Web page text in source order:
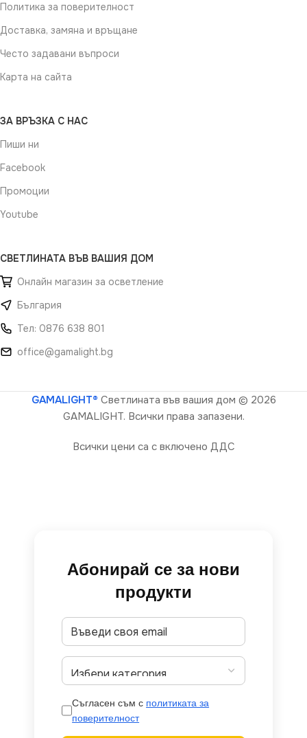
Политика за поверителност
Доставка, замяна и връщане
Често задавани въпроси
Карта на сайта
ЗА ВРЪЗКА С НАС
Пиши ни
Facebook
Промоции
Youtube
СВЕТЛИНАТА ВЪВ ВАШИЯ ДОМ
Онлайн магазин за осветление
България
Тел: 0876 638 801
office@gamalight.bg
GAMALIGHT® Светлината във вашия дом © 2026
GAMALIGHT. Всички права запазени.
Всички цени са с включено ДДС
Абонирай се за нови
продукти
Съгласен съм с политиката за
поверителност